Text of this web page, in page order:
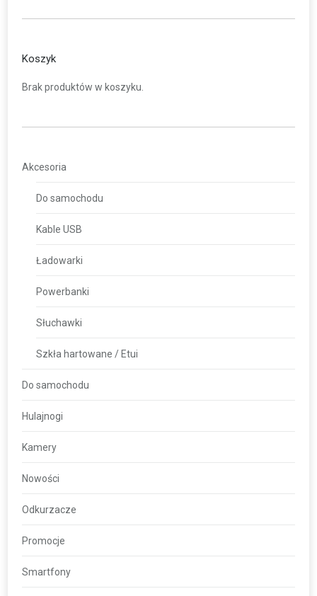
Koszyk
Brak produktów w koszyku.
Akcesoria
Do samochodu
Kable USB
Ładowarki
Powerbanki
Słuchawki
Szkła hartowane / Etui
Do samochodu
Hulajnogi
Kamery
Nowości
Odkurzacze
Promocje
Smartfony